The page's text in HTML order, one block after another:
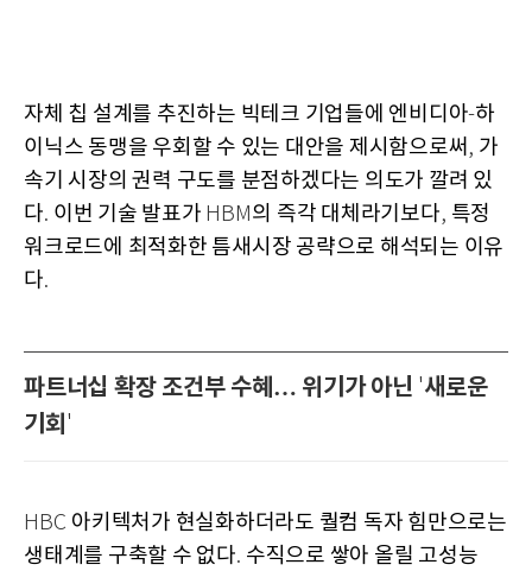
자체 칩 설계를 추진하는 빅테크 기업들에 엔비디아-하
이닉스 동맹을 우회할 수 있는 대안을 제시함으로써 , 가
속기 시장의 권력 구도를 분점하겠다는 의도가 깔려 있
다. 이번 기술 발표가 HBM의 즉각 대체라기보다, 특정
워크로드에 최적화한 틈새시장 공략으로 해석되는 이유
다.
파트너십 확장 조건부 수혜… 위기가 아닌 '새로운
기회 '
HBC 아키텍처가 현실화하더라도 퀄컴 독자 힘만으로는
생태계를 구축할 수 없다. 수직으로 쌓아 올릴 고성능